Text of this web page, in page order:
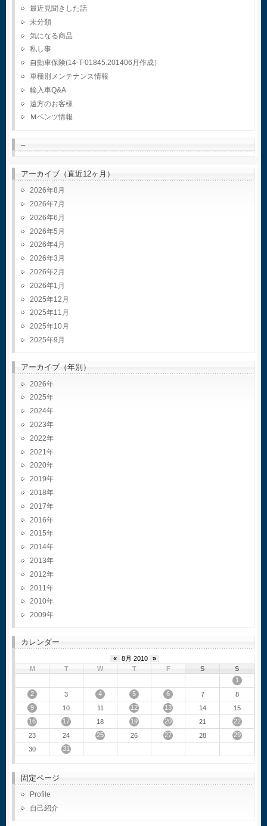
最近見聞きした話
未分類
気になる商品
私し事
自動車保険(14-T-01845.201406月作成）
車種別メンテナンス情報
輸入車Q&A
遠方のお客様
Ｍベンツ情報
–
アーカイブ（直近12ヶ月）
2026年8月
2026年7月
2026年6月
2026年5月
2026年4月
2026年3月
2026年2月
2026年1月
2025年12月
2025年11月
2025年10月
2025年9月
アーカイブ（年別）
2026
2025
2024
2023
2022
2021
2020
2019
2018
2017
2016
2015
2014
2013
2012
2011
2010
2009
カレンダー
« 8月 2010
»
M
T W T F S
S
1
2
3 4 5 6 7
8
9
10 11 12 13 14
15
16
17 18 19 20 21
22
23
24 25 26 27 28
29
30
31
固定ページ
Profile
自己紹介